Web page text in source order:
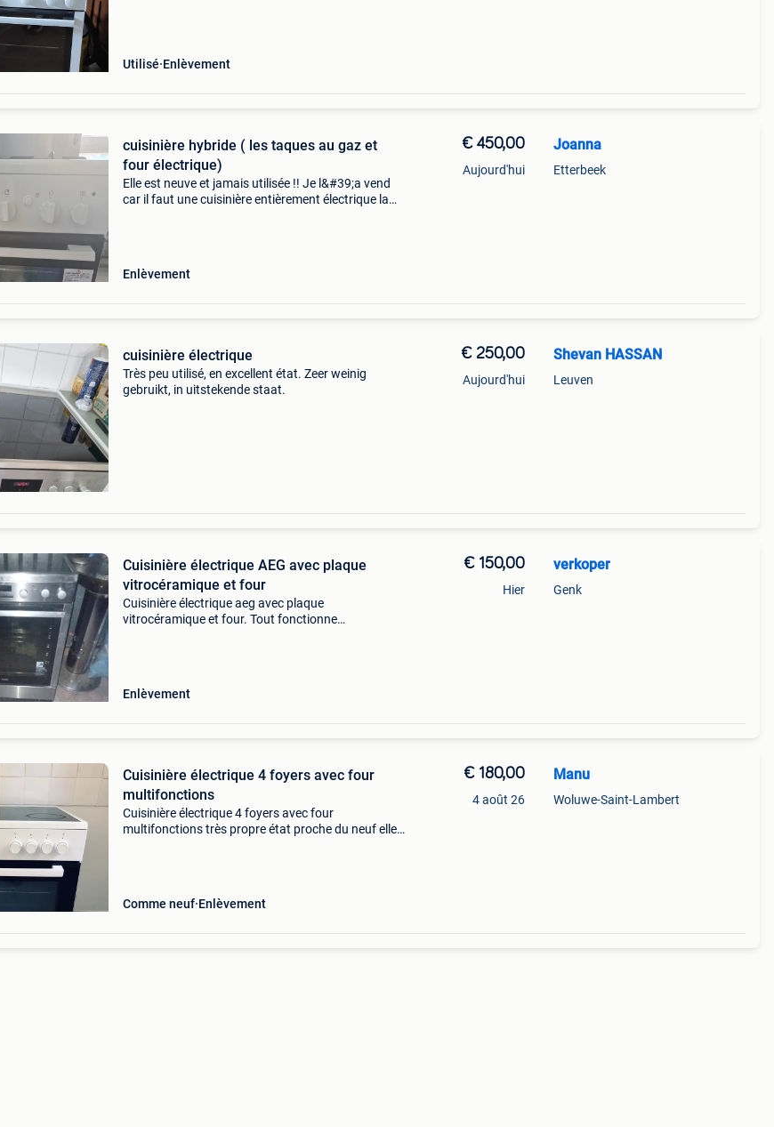
Utilisé Enlèvement
cuisinière hybride ( les taques au gaz et
four électrique)
Elle est neuve et jamais utilisée !! Je l&#39;a vend
car il faut une cuisinière entièrement électrique la
Enlèvement
€ 450,00
Aujourd'hui
Joanna
Etterbeek
cuisinière électrique
Très peu utilisé, en excellent état. Zeer weinig
gebruikt, in uitstekende staat.
€ 250,00
Aujourd'hui
Shevan HASSAN
Leuven
Cuisinière électrique AEG avec plaque
vitrocéramique et four
Cuisinière électrique aeg avec plaque
vitrocéramique et four. Tout fonctionne
Enlèvement
€ 150,00
Hier
verkoper
Genk
Cuisinière électrique 4 foyers avec four
multifonctions
Cuisinière électrique 4 foyers avec four
multifonctions très propre état proche du neuf elle
Comme neuf Enlèvement
€ 180,00
4 août 26
Manu
Woluwe-Saint-Lambert